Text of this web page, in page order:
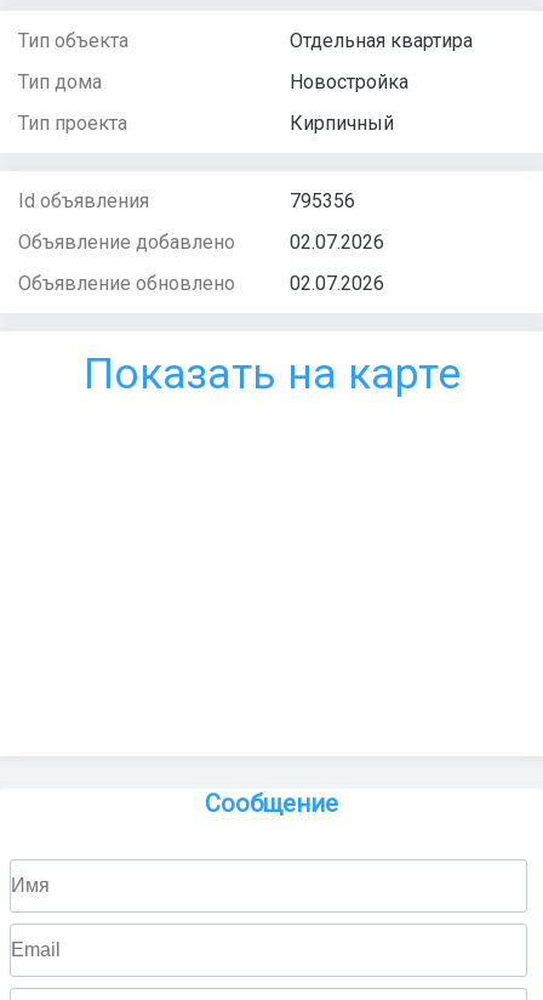
Тип объекта
Отдельная квартира
Тип дома
Новостройка
Тип проекта
Кирпичный
Id объявления
795356
Объявление добавлено
02.07.2026
Объявление обновлено
02.07.2026
Показать на карте
Сообщение